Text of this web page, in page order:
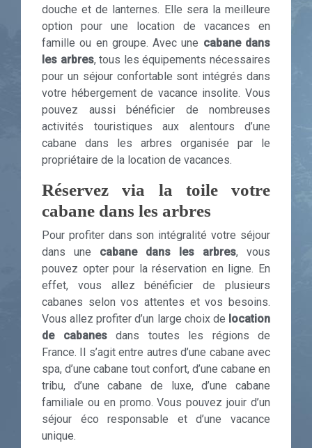
douche et de lanternes. Elle sera la meilleure
option pour une location de vacances en
famille ou en groupe. Avec une cabane dans
les arbres, tous les équipements nécessaires
pour un séjour confortable sont intégrés dans
votre hébergement de vacance insolite. Vous
pouvez aussi bénéficier de nombreuses
activités touristiques aux alentours d’une
cabane dans les arbres organisée par le
propriétaire de la location de vacances.
Réservez via la toile votre
cabane dans les arbres
Pour profiter dans son intégralité votre séjour
dans une cabane dans les arbres, vous
pouvez opter pour la réservation en ligne. En
effet, vous allez bénéficier de plusieurs
cabanes selon vos attentes et vos besoins.
Vous allez profiter d’un large choix de location
de cabanesdans toutes les régions de
France. Il s’agit entre autres d’une cabane avec
spa, d’une cabane tout confort, d’une cabane en
tribu, d’une cabane de luxe, d’une cabane
familiale ou en promo. Vous pouvez jouir d’un
séjour éco responsable et d’une vacance
unique.